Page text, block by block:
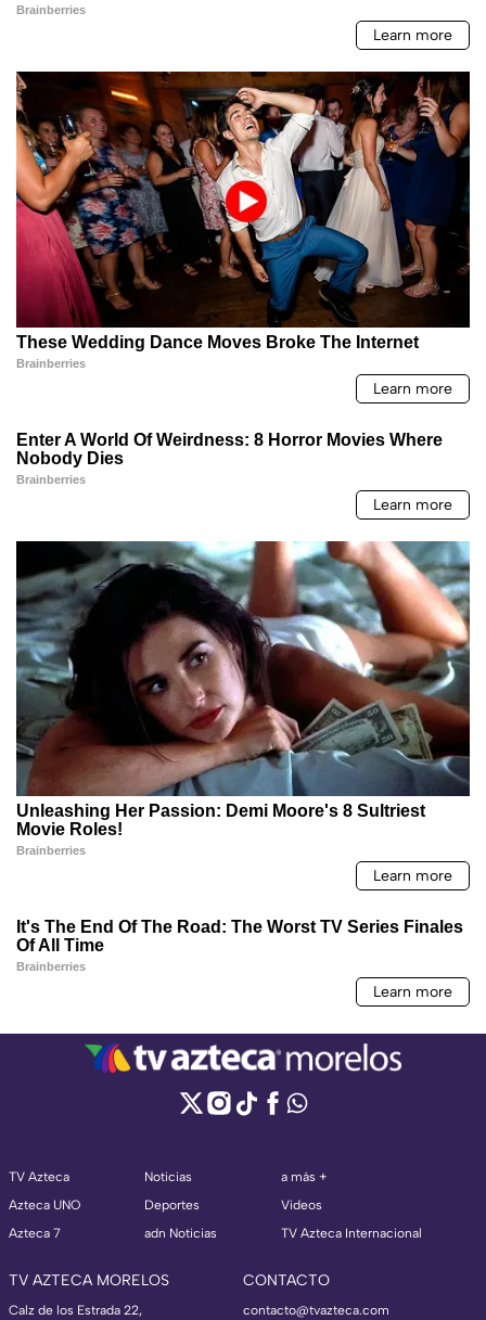
TV Azteca
Azteca UNO
Azteca 7
Noticias
Deportes
adn Noticias
a más +
Videos
TV Azteca Internacional
TV AZTECA MORELOS
Calz de los Estrada 22,
CONTACTO
contacto@tvazteca.com